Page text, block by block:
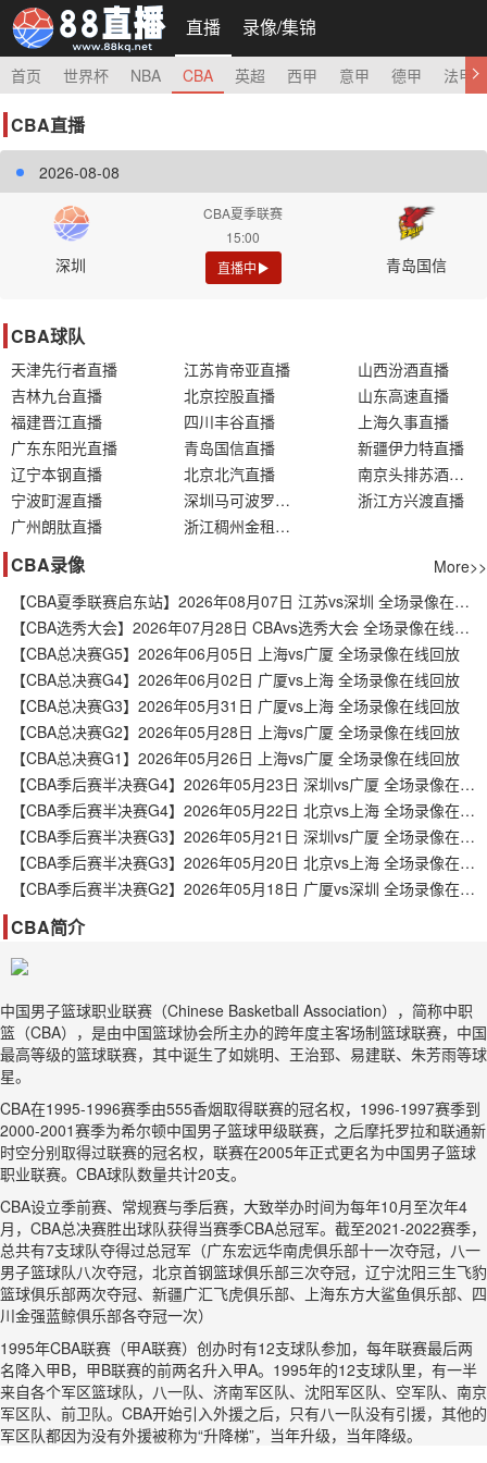
直播 录像/集锦
首页 世界杯 NBA CBA 英超 西甲 意甲 德甲 法甲
CBA直播
2026-08-08
深圳
CBA夏季联赛
15:00
直播中
青岛国信
CBA球队
天津先行者直播 江苏肯帝亚直播
山西汾酒直播
吉林九台直播
北京控股直播
山东高速直播
福建晋江直播
四川丰谷直播
上海久事直播
广东东阳光直播
青岛国信直播
新疆伊力特直播
辽宁本钢直播
北京北汽直播
南京头排苏酒直播
宁波町渥直播
深圳马可波罗直播
浙江方兴渡直播
广州朗肽直播
浙江稠州金租直播
CBA录像
More>>
【CBA夏季联赛启东站】2026年08月07日 江苏vs深圳 全场录像在线回放
【CBA选秀大会】2026年07月28日 CBAvs选秀大会 全场录像在线回放
【CBA总决赛G5】2026年06月05日 上海vs广厦 全场录像在线回放
【CBA总决赛G4】2026年06月02日 广厦vs上海 全场录像在线回放
【CBA总决赛G3】2026年05月31日 广厦vs上海 全场录像在线回放
【CBA总决赛G2】2026年05月28日 上海vs广厦 全场录像在线回放
【CBA总决赛G1】2026年05月26日 上海vs广厦 全场录像在线回放
【CBA季后赛半决赛G4】2026年05月23日 深圳vs广厦 全场录像在线回放
【CBA季后赛半决赛G4】2026年05月22日 北京vs上海 全场录像在线回放
【CBA季后赛半决赛G3】2026年05月21日 深圳vs广厦 全场录像在线回放
【CBA季后赛半决赛G3】2026年05月20日 北京vs上海 全场录像在线回放
【CBA季后赛半决赛G2】2026年05月18日 广厦vs深圳 全场录像在线回放
CBA简介
中国男子篮球职业联赛（Chinese Basketball Association），简称中职
篮（CBA），是由中国篮球协会所主办的跨年度主客场制篮球联赛，中国
最高等级的篮球联赛，其中诞生了如姚明、王治郅、易建联、朱芳雨等球
星。
CBA在1995-1996赛季由555香烟取得联赛的冠名权，1996-1997赛季到
2000-2001赛季为希尔顿中国男子篮球甲级联赛，之后摩托罗拉和联通新
时空分别取得过联赛的冠名权，联赛在2005年正式更名为中国男子篮球
职业联赛。CBA球队数量共计20支。
CBA设立季前赛、常规赛与季后赛，大致举办时间为每年10月至次年4
月，CBA总决赛胜出球队获得当赛季CBA总冠军。截至2021-2022赛季，
总共有7支球队夺得过总冠军（广东宏远华南虎俱乐部十一次夺冠，八一
男子篮球队八次夺冠，北京首钢篮球俱乐部三次夺冠，辽宁沈阳三生飞豹
篮球俱乐部两次夺冠、新疆广汇飞虎俱乐部、上海东方大鲨鱼俱乐部、四
川金强蓝鲸俱乐部各夺冠一次）
1995年CBA联赛（甲A联赛）创办时有12支球队参加，每年联赛最后两
名降入甲B，甲B联赛的前两名升入甲A。1995年的12支球队里，有一半
来自各个军区篮球队，八一队、济南军区队、沈阳军区队、空军队、南京
军区队、前卫队。CBA开始引入外援之后，只有八一队没有引援，其他的
军区队都因为没有外援被称为“升降梯”，当年升级，当年降级。